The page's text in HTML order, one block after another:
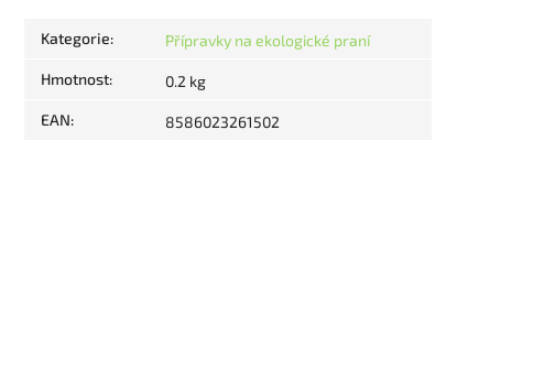
Kategorie: Přípravky na ekologické praní
Hmotnost: 0.2 kg
EAN: 8586023261502